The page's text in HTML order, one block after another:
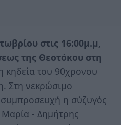
στις 16:00μ.μ,
της Θεοτόκου στη
κηδεία του 90χρονου
Στη νεκρώσιμο
η σύζυγός
- Δημήτρης